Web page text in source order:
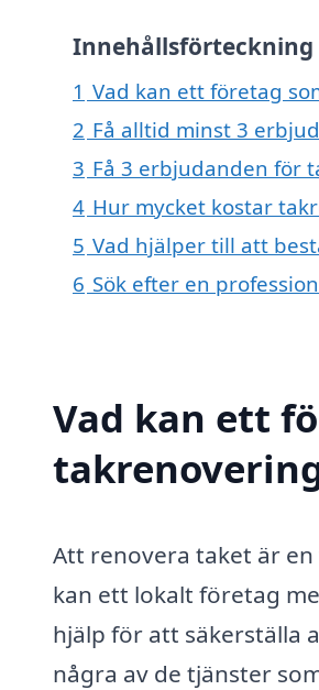
Innehållsförteckning
1 Vad kan ett företag
2 Få alltid minst 3
3 Få 3 erbjudanden för
4 Hur mycket kostar
5 Vad hjälper till att
6 Sök efter en
Vad kan ett
Att renovera taket är
kan ett lokalt företag
hjälp för att säkerställa
några av de tjänster